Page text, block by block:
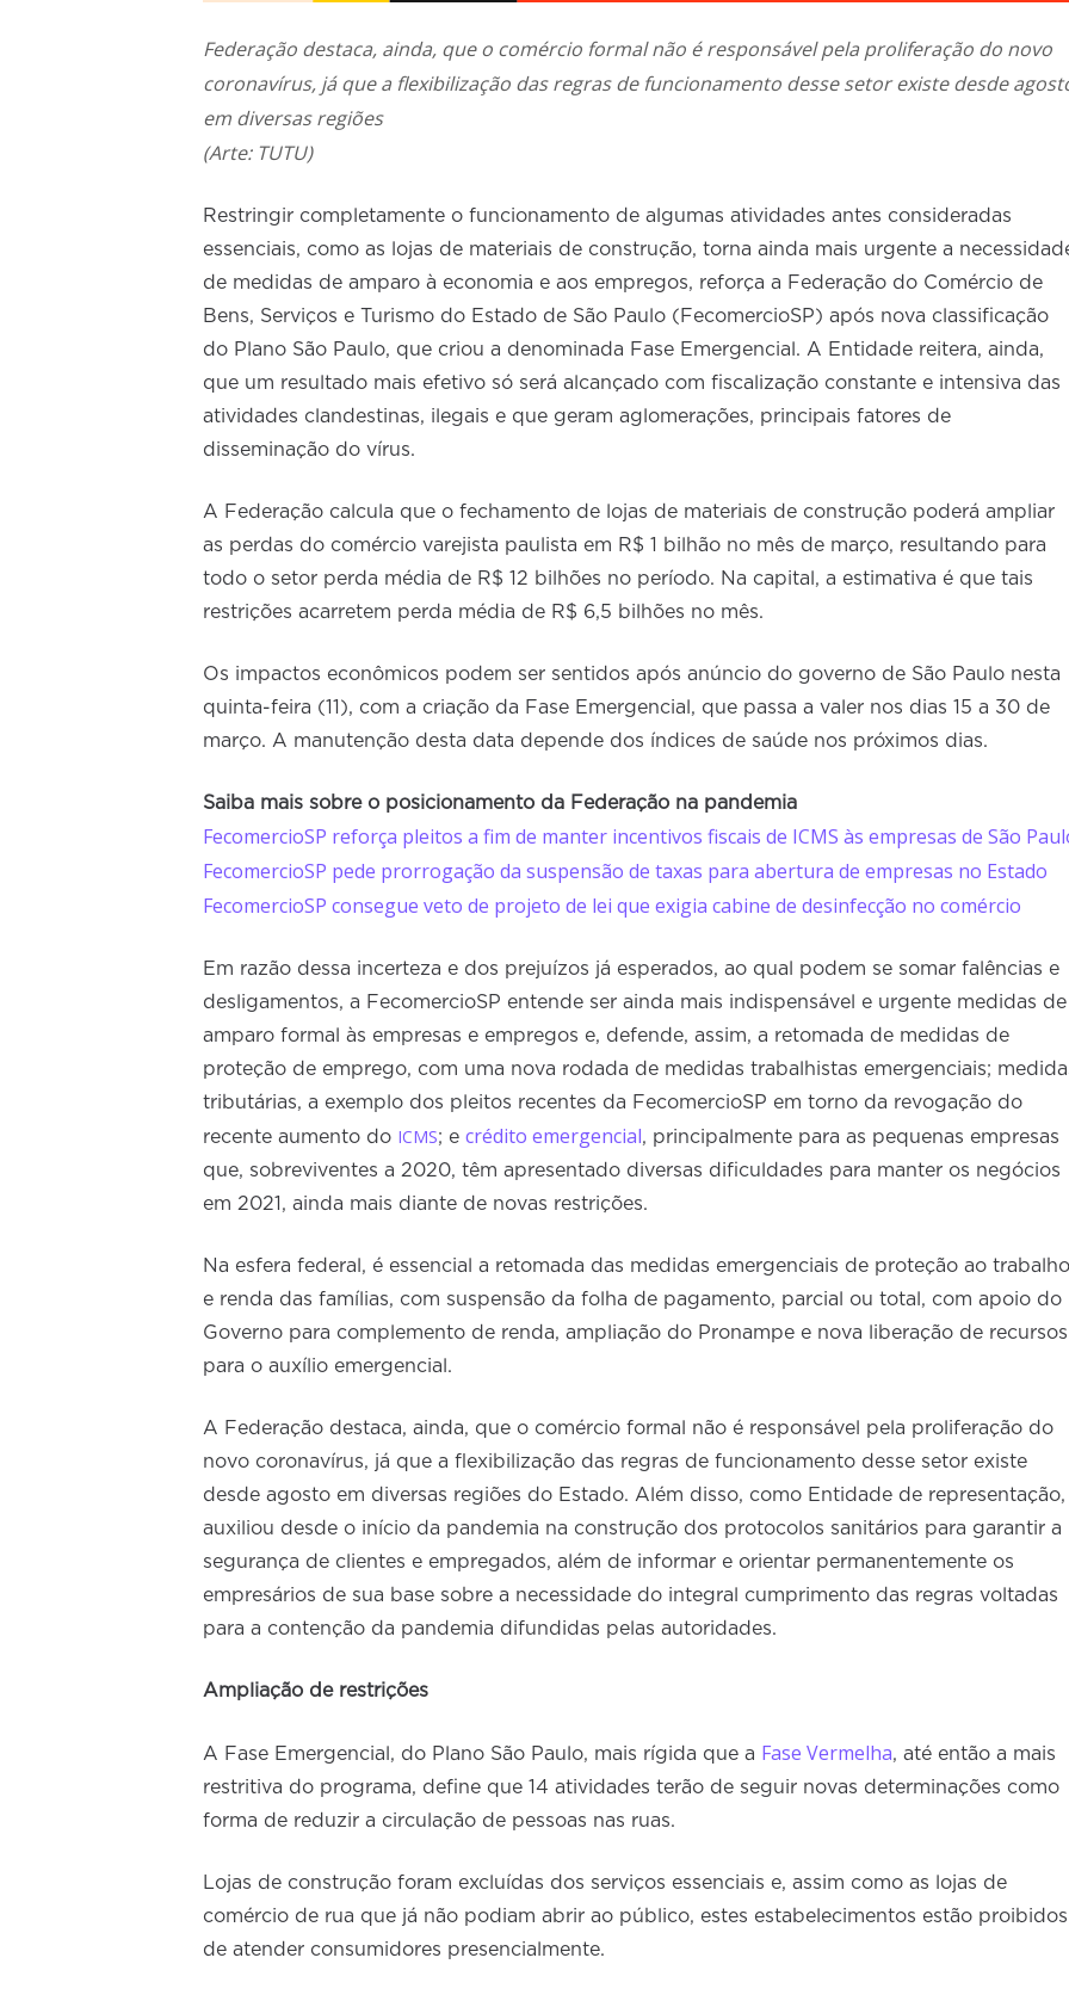
Federação destaca, ainda, que o comércio formal não é responsável pela proliferação do novo
coronavírus, já que a flexibilização das regras de funcionamento desse setor existe desde
em diversas regiões
(Arte: TUTU)
Restringir completamente o funcionamento de algumas atividades antes consideradas
essenciais, como as lojas de materiais de construção, torna ainda mais urgente a
de medidas de amparo à economia e aos empregos, reforça a Federação do Comércio de
Bens, Serviços e Turismo do Estado de São Paulo (FecomercioSP) após nova classificação
do Plano São Paulo, que criou a denominada Fase Emergencial. A Entidade reitera, ainda,
que um resultado mais efetivo só será alcançado com fiscalização constante e intensiva das
atividades clandestinas, ilegais e que geram aglomerações, principais fatores de
disseminação do vírus.
A Federação calcula que o fechamento de lojas de materiais de construção poderá ampliar
as perdas do comércio varejista paulista em R$ 1 bilhão no mês de março, resultando para
todo o setor perda média de R$ 12 bilhões no período. Na capital, a estimativa é que tais
restrições acarretem perda média de R$ 6,5 bilhões no mês.
Os impactos econômicos podem ser sentidos após anúncio do governo de São Paulo nesta
quinta-feira (11), com a criação da Fase Emergencial, que passa a valer nos dias 15 a 30 de
março. A manutenção desta data depende dos índices de saúde nos próximos dias.
Saiba mais sobre o posicionamento da Federação na pandemia
FecomercioSP reforça pleitos a fim de manter incentivos fiscais de ICMS às empresas de São
FecomercioSP pede prorrogação da suspensão de taxas para abertura de empresas no Estado
FecomercioSP consegue veto de projeto de lei que exigia cabine de desinfecção no comércio
Em razão dessa incerteza e dos prejuízos já esperados, ao qual podem se somar falências e
desligamentos, a FecomercioSP entende ser ainda mais indispensável e urgente medidas de
amparo formal às empresas e empregos e, defende, assim, a retomada de medidas de
proteção de emprego, com uma nova rodada de medidas trabalhistas emergenciais;
tributárias, a exemplo dos pleitos recentes da FecomercioSP em torno da revogação do
recente aumento do ICMS; e crédito emergencial, principalmente para as pequenas empresas
que, sobreviventes a 2020, têm apresentado diversas dificuldades para manter os negócios
em 2021, ainda mais diante de novas restrições.
Na esfera federal, é essencial a retomada das medidas emergenciais de proteção ao trabalho
e renda das famílias, com suspensão da folha de pagamento, parcial ou total, com apoio do
Governo para complemento de renda, ampliação do Pronampe e nova liberação de recursos
para o auxílio emergencial.
A Federação destaca, ainda, que o comércio formal não é responsável pela proliferação do
novo coronavírus, já que a flexibilização das regras de funcionamento desse setor existe
desde agosto em diversas regiões do Estado. Além disso, como Entidade de representação,
auxiliou desde o início da pandemia na construção dos protocolos sanitários para garantir a
segurança de clientes e empregados, além de informar e orientar permanentemente os
empresários de sua base sobre a necessidade do integral cumprimento das regras voltadas
para a contenção da pandemia difundidas pelas autoridades.
Ampliação de restrições
A Fase Emergencial, do Plano São Paulo, mais rígida que a Fase Vermelha, até então a mais
restritiva do programa, define que 14 atividades terão de seguir novas determinações como
forma de reduzir a circulação de pessoas nas ruas.
Lojas de construção foram excluídas dos serviços essenciais e, assim como as lojas de
comércio de rua que já não podiam abrir ao público, estes estabelecimentos estão proibidos
de atender consumidores presencialmente.